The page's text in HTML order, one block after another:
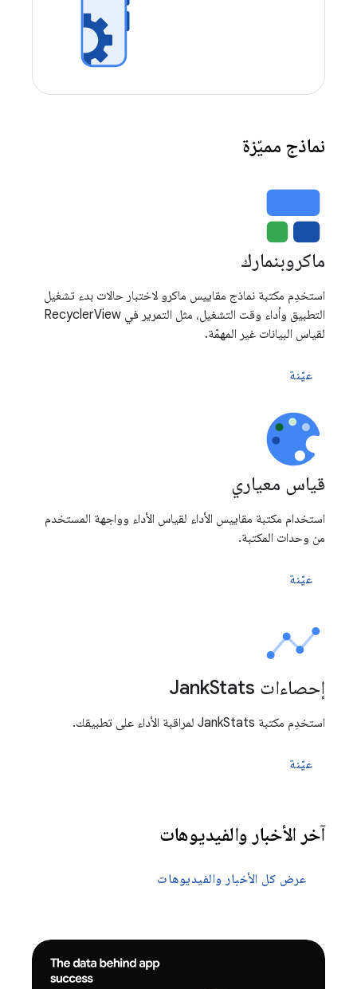
نماذج مميّزة
ماكروبنمارك
استخدِم مكتبة نماذج مقاييس ماكرو لاختبار حالات بدء تشغيل
التطبيق وأداء وقت التشغيل، مثل التمرير في RecyclerView
لقياس البيانات غير المهمّة.
عيّنة
قياس معياري
استخدام مكتبة مقاييس الأداء لقياس الأداء وواجهة المستخدم
من وحدات المكتبة.
عيّنة
إحصاءات Jank Stats
استخدِم مكتبة JankStats لمراقبة الأداء على تطبيقك.
عيّنة
آخر الأخبار والفيديوهات
عرض كل الأخبار والفيديوهات